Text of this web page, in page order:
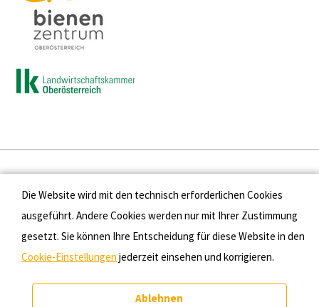
Presse
Kontakt
Datenschutz
Cookie-Einstellungen
Die Website wird mit den technisch erforderlichen Cookies
ausgeführt. Andere Cookies werden nur mit Ihrer Zustimmung
gesetzt. Sie können Ihre Entscheidung für diese Website in den
Cookie-Einstellungen jederzeit einsehen und korrigieren.
Ablehnen